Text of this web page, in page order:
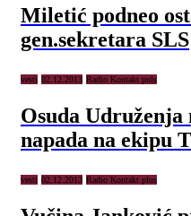
Miletić podneo
gen.sekretara SLS
vesti 02.12.2013 Radio Kontakt puls
Osuda
napada na ekipu
vesti 02.12.2013 Radio Kontakt plus